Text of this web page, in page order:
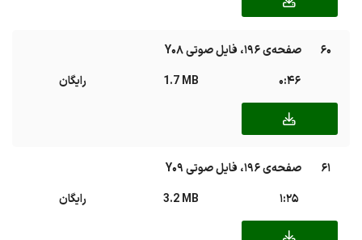
60
صفحه‌ی ۱۹۶، فایل صوتی Y08
0:46
1.7 MB رایگان
61
صفحه‌ی ۱۹۶، فایل صوتی Y09
1:25
3.2 MB رایگان